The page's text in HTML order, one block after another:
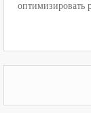
оптимизировать